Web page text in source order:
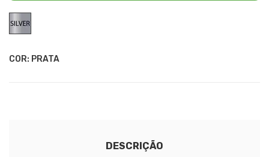
COR: PRATA
DESCRIÇÃO